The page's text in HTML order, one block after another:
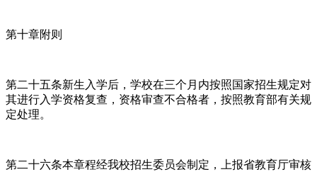
第十章附则
第二十五条新生入学后，学校在三个月内按照国家招生规定对
其进行入学资格复查，资格审查不合格者，按照教育部有关规
定处理。
第二十六条本章程经我校招生委员会制定，上报省教育厅审核